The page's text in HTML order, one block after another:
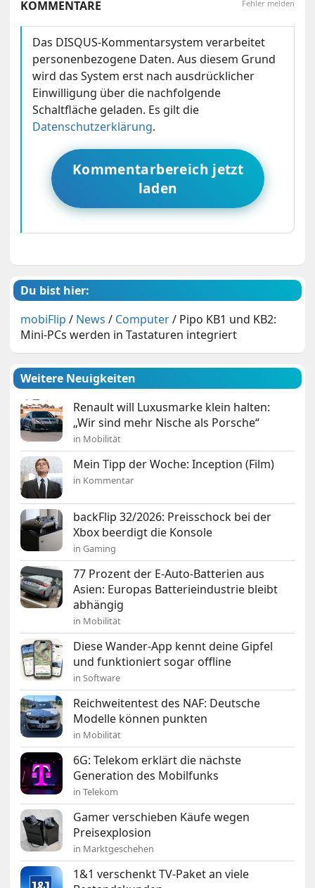
Fehler melden
KOMMENTARE
Das DISQUS-Kommentarsystem verarbeitet
personenbezogene Daten. Aus diesem Grund
wird das System erst nach ausdrücklicher
Einwilligung über die nachfolgende
Schaltfläche geladen. Es gilt die
Datenschutzerklärung.
Kommentarbereich jetzt
laden
Du bist hier:
mobiFlip / News / Computer/ Pipo KB1 und KB2:
Mini-PCs werden in Tastaturen integriert
Weitere Neuigkeiten
Renault will Luxusmarke klein halten:
„Wir sind mehr Nische als Porsche“
in Mobilität
Mein Tipp der Woche: Inception (Film)
in Kommentar
backFlip 32/2026: Preisschock bei der
Xbox beerdigt die Konsole
in Gaming
77 Prozent der E-Auto-Batterien aus
Asien: Europas Batterieindustrie bleibt
abhängig
in Mobilität
Diese Wander-App kennt deine Gipfel
und funktioniert sogar offline
in Software
Reichweitentest des NAF: Deutsche
Modelle können punkten
in Mobilität
6G: Telekom erklärt die nächste
Generation des Mobilfunks
in Telekom
Gamer verschieben Käufe wegen
Preisexplosion
in Marktgeschehen
1&1 verschenkt TV-Paket an viele